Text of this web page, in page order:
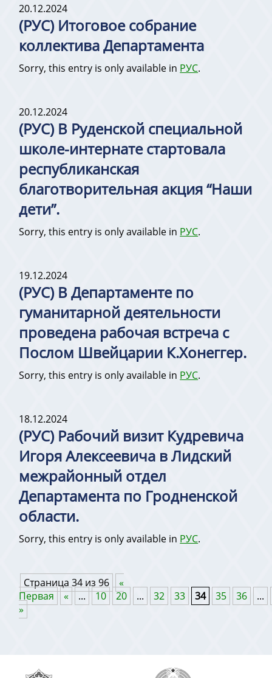
20.12.2024
(РУС) Итоговое собрание
коллектива Департамента
Sorry, this entry is only available in РУС.
20.12.2024
(РУС) В Руденской специальной
школе-интернате стартовала
республиканская
благотворительная акция “Наши
дети”.
Sorry, this entry is only available in РУС.
19.12.2024
(РУС) В Департаменте по
гуманитарной деятельности
проведена рабочая встреча с
Послом Швейцарии К.Хонеггер.
Sorry, this entry is only available in РУС.
18.12.2024
(РУС) Рабочий визит Кудревича
Игоря Алексеевича в Лидский
межрайонный отдел
Департамента по Гродненской
области.
Sorry, this entry is only available in РУС.
Страница 34 из 96
«
Первая
« ... 10 20 ... 32 33 34 35 36
...
»